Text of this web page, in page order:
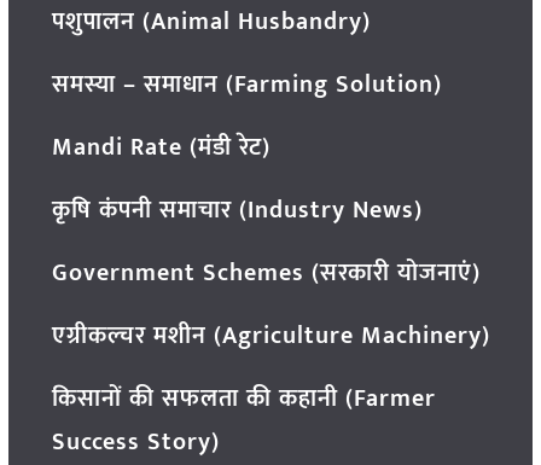
पशुपालन (Animal Husbandry)
समस्या – समाधान (Farming Solution)
Mandi Rate (मंडी रेट)
कृषि कंपनी समाचार (Industry News)
Government Schemes (सरकारी योजनाएं)
एग्रीकल्चर मशीन (Agriculture Machinery)
किसानों की सफलता की कहानी (Farmer
Success Story)